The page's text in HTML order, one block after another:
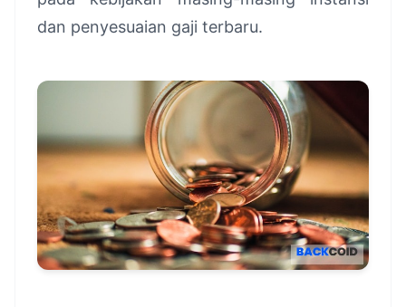
dan penyesuaian gaji terbaru.